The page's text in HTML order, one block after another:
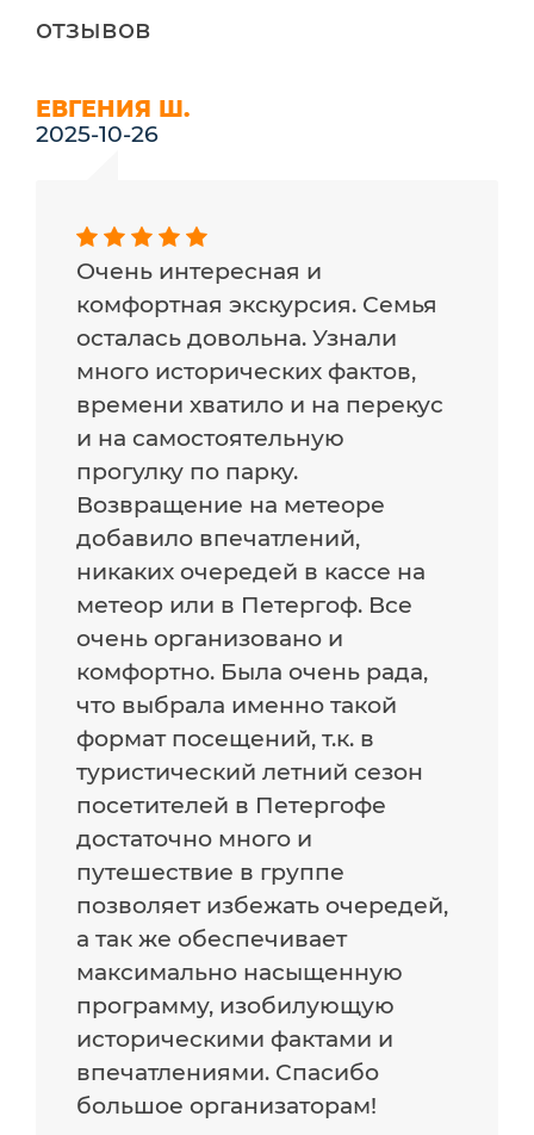
отзывов
ЕВГЕНИЯ Ш.
2025-10-26
Очень интересная и
комфортная экскурсия. Семья
осталась довольна. Узнали
много исторических фактов,
времени хватило и на перекус
и на самостоятельную
прогулку по парку.
Возвращение на метеоре
добавило впечатлений,
никаких очередей в кассе на
метеор или в Петергоф. Все
очень организовано и
комфортно. Была очень рада,
что выбрала именно такой
формат посещений, т.к. в
туристический летний сезон
посетителей в Петергофе
достаточно много и
путешествие в группе
позволяет избежать очередей,
а так же обеспечивает
максимально насыщенную
программу, изобилующую
историческими фактами и
впечатлениями. Спасибо
большое организаторам!